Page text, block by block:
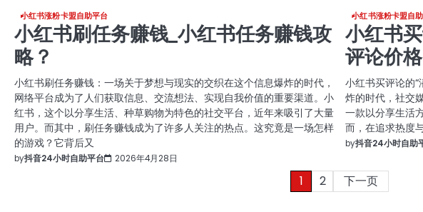
小红书涨粉卡盟自助平台
小红书刷任务赚钱_小红书任务赚钱攻
略？
小红书刷任务赚钱：一场关于梦想与现实的交织在这个信息爆炸的时代，
网络平台成为了人们获取信息、交流想法、实现自我价值的重要渠道。小
红书，这个以分享生活、种草购物为特色的社交平台，近年来吸引了大量
用户。而其中，刷任务赚钱成为了许多人关注的热点。这究竟是一场怎样
的游戏？它背后又
by抖音24小时自助平台 2026年4月28日
小红书涨粉卡盟自
小红书
评论价
小红书买评论的
炸的时代，社交
一款以分享生活
而，在追求热度
by抖音24小时自助
1 2 下一页